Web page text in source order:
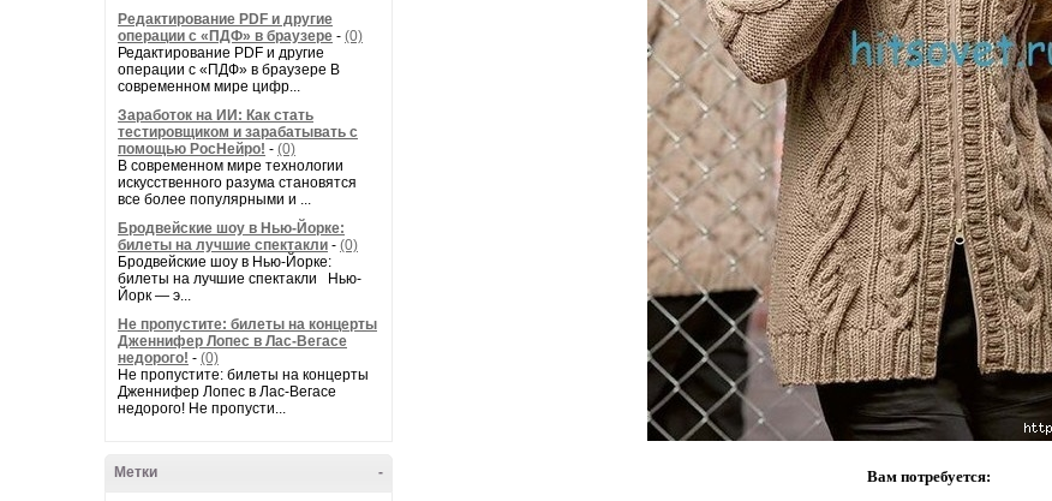
Редактирование PDF и другие
операции с «ПДФ» в браузере - (0)
Редактирование PDF и другие
операции с «ПДФ» в браузере В
современном мире цифр...
Заработок на ИИ: Как стать
тестировщиком и зарабатывать с
помощью РосНейро! - (0)
В современном мире технологии
искусственного разума становятся
все более популярными и ...
Бродвейские шоу в Нью-Йорке:
билеты на лучшие спектакли - (0)
Бродвейские шоу в Нью-Йорке:
билеты на лучшие спектакли Нью-
Йорк — э...
Не пропустите: билеты на концерты
Дженнифер Лопес в Лас-Вегасе
недорого! - (0)
Не пропустите: билеты на концерты
Дженнифер Лопес в Лас-Вегасе
недорого! Не пропусти...
-
Метки
Вам потребуется: